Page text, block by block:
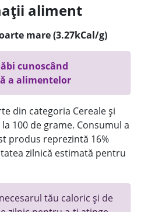
aliment
mare (3.27kCal/g)
cunoscând
a alimentelor
din categoria Cereale și
100 de grame. Consumul a
produs reprezintă 16%
zilnică estimată pentru
tău caloric și de